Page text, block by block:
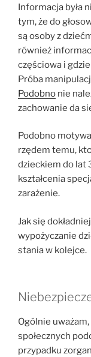
Informacja była
tym, że do
są osoby z
również
częściowa i
Próba
Podobno nie
zachowanie da
Podobno
rzędem temu,
dzieckiem do lat
kształcenia
zarażenie.
Jak się
wypożyczanie
stania w kolejce.
Ogólnie
społecznych
przypadku